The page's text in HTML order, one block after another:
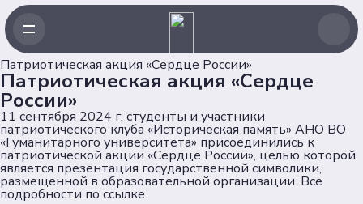
Патриотическая акция «Сердце России»
Патриотическая акция «Сердце
России»
11 сентября 2024 г. студенты и участники
патриотического клуба «Историческая память» АНО ВО
«Гуманитарного университета» присоединились к
патриотической акции «Сердце России», целью которой
является презентация государственной символики,
размещенной в образовательной организации. Все
подробности по ссылке
Главная